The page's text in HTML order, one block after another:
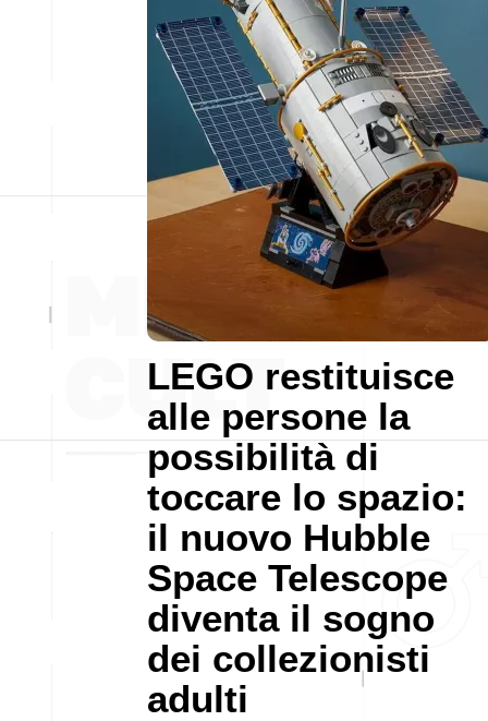
LEGO restituisce
alle persone la
possibilità di
toccare lo spazio:
il nuovo Hubble
Space Telescope
diventa il sogno
dei collezionisti
adulti